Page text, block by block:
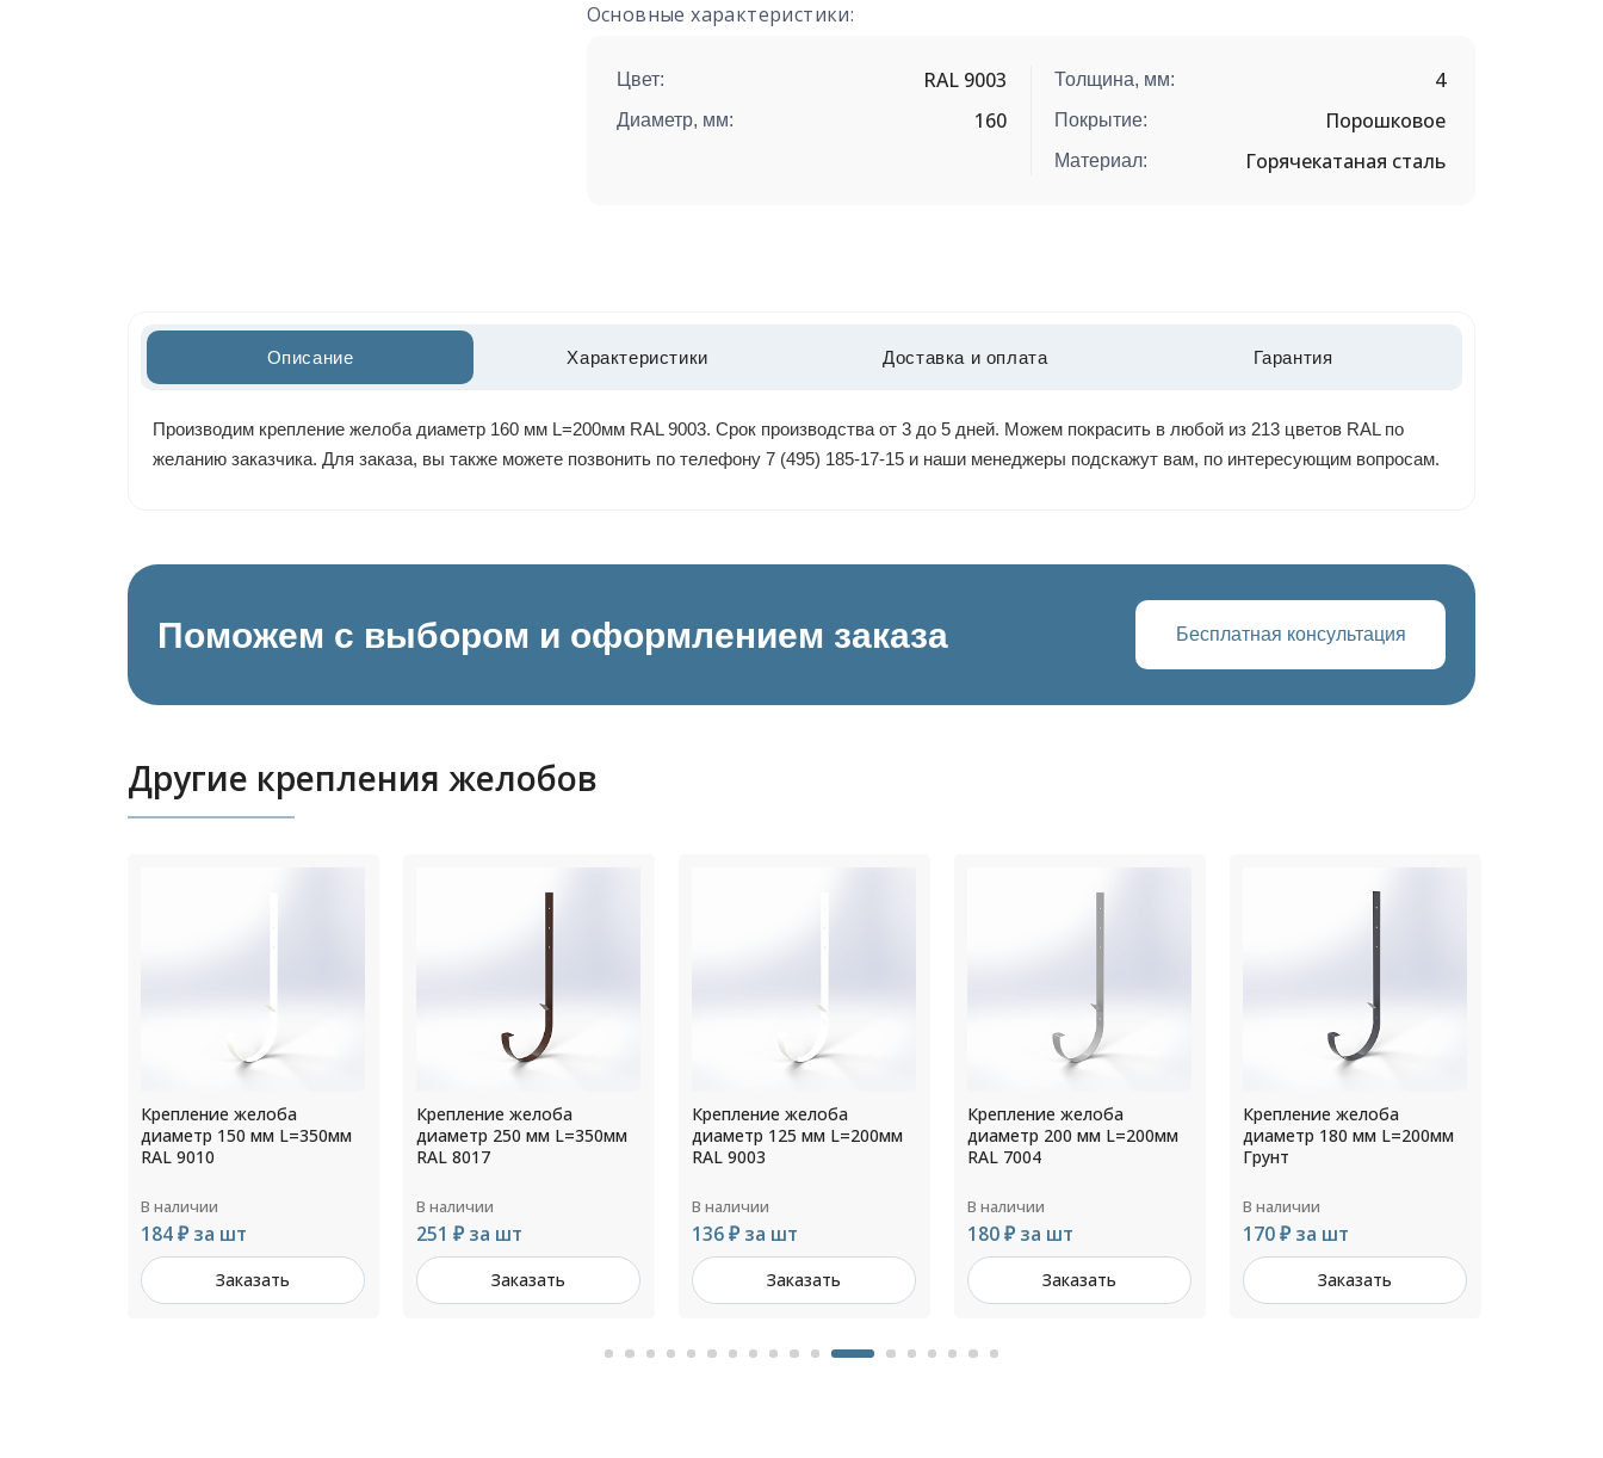
Основные характеристики:
Цвет: RAL 9003
Диаметр, мм: 160
Толщина, мм: 4
Покрытие: Порошковое
Материал: Горячекатаная сталь
Описание Характеристики Доставка и оплата Гарантия
Производим крепление желоба диаметр 160 мм L=200мм RAL 9003. Срок производства от 3 до 5 дней. Можем покрасить в любой из 213 цветов RAL по
желанию заказчика. Для заказа, вы также можете позвонить по телефону 7 (495) 185-17-15 и наши менеджеры подскажут вам, по интересующим вопросам.
Поможем с выбором и оформлением заказа Бесплатная консультация
Другие крепления желобов
Крепление желоба
диаметр 250 мм L=350мм
RAL 8017
В наличии
251 ₽ за шт
Заказать
Крепление желоба
диаметр 125 мм L=200мм
RAL 9003
В наличии
136 ₽ за шт
Заказать
Крепление желоба
диаметр 200 мм L=200мм
RAL 7004
В наличии
180 ₽ за шт
Заказать
Крепление желоба
диаметр 180 мм L=200мм
Грунт
В наличии
170 ₽ за шт
Заказать
Крепление желоба
диаметр 125 мм L=200мм
RAL 9010
В наличии
136 ₽ за шт
Заказать